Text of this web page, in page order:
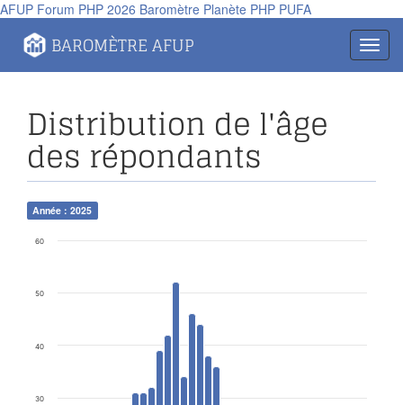
AFUP Forum PHP 2026 Baromètre Planète PHP PUFA
BAROMÈTRE AFUP
Distribution de l'âge
des répondants
Année : 2025
30
40
50
60